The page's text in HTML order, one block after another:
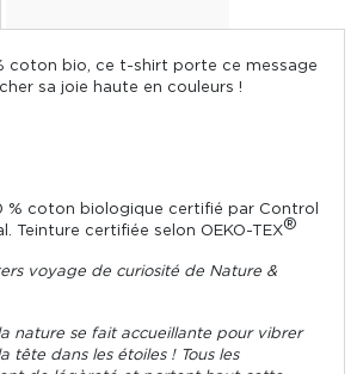
coton bio, ce t-shirt porte ce message
sa joie haute en couleurs !
% coton biologique certifié par Control
Teinture certifiée selon OEKO-TEX®
voyage de curiosité de Nature &
nature se fait accueillante pour vibrer
tête dans les étoiles ! Tous les